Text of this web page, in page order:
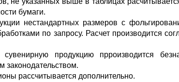
бумаги.
нестандартных размеров с
по запросу. Расчет производится
продукцию прроизводится
законодательством.
рассчитывается дополнительно.